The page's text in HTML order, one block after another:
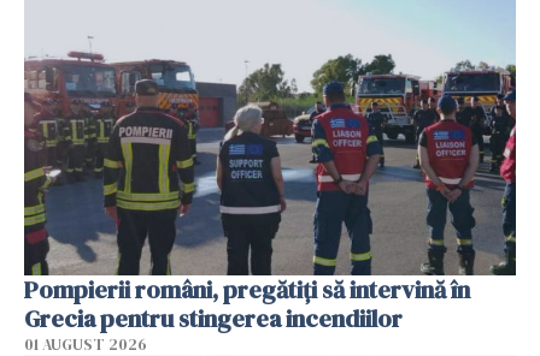
Pompierii români, pregătiţi să intervină în
Grecia pentru stingerea incendiilor
01 AUGUST 2026